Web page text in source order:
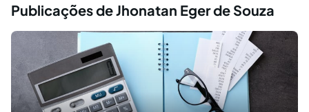
Publicações de Jhonatan Eger de Souza